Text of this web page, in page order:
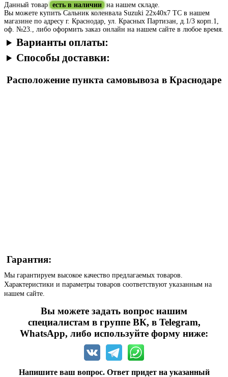
Данный товар есть в наличии на нашем складе.
Вы можете купить Сальник коленвала Suzuki 22х40х7 TC в нашем
магазине по адресу г. Краснодар, ул. Красных Партизан, д.1/3 корп.1,
оф. №23., либо оформить заказ онлайн на нашем сайте в любое время.
Варианты оплаты:
Способы доставки:
Расположение пункта самовывоза в Краснодаре
Гарантия:
Мы гарантируем высокое качество предлагаемых товаров.
Характеристики и параметры товаров соответствуют указанным на
нашем сайте.
Вы можете задать вопрос нашим
специалистам в группе ВК, в Telegram,
WhatsApp, либо используйте форму ниже:
Напишите ваш вопрос. Ответ придет на указанный